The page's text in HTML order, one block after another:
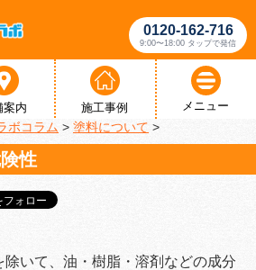
0120-162-716
9:00〜18:00 タップで発信
案内 施工事例 メニュー
ボコラム > 塗料について >
性
いて、油・樹脂・溶剤などの成分